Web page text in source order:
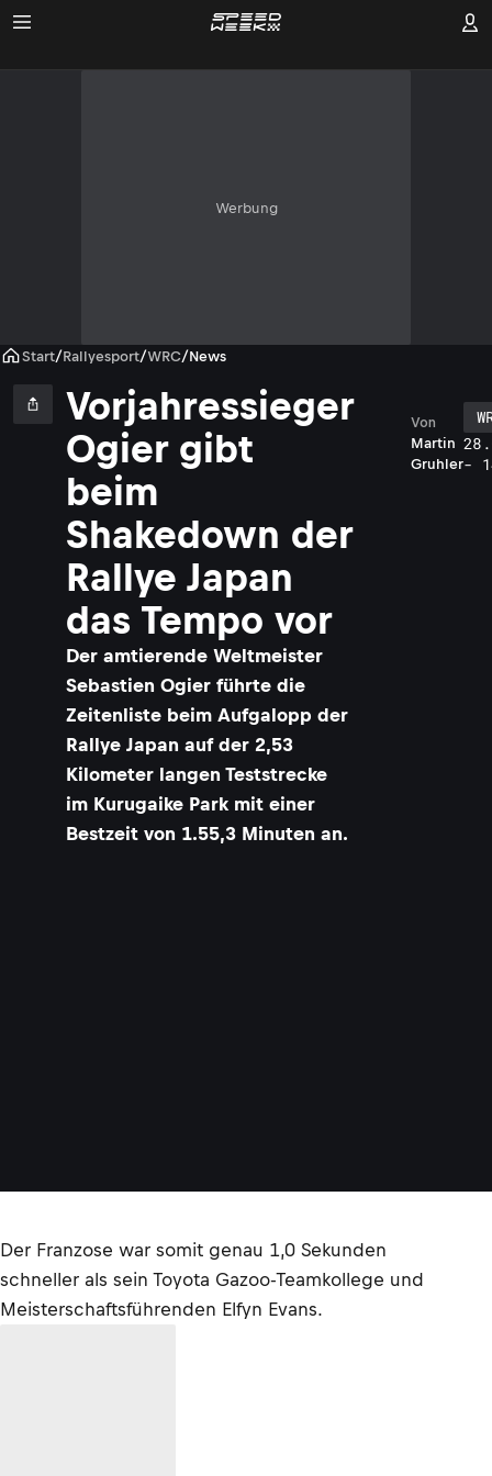
Werbung
Start/Rallyesport/WRC/News
Vorjahressieger
Ogier gibt
beim
Shakedown der
Rallye Japan
das Tempo vor
Der amtierende Weltmeister
Sebastien Ogier führte die
Zeitenliste beim Aufgalopp der
Rallye Japan auf der 2,53
Kilometer langen Teststrecke
im Kurugaike Park mit einer
Bestzeit von 1.55,3 Minuten an.
Martin
Gruhler
Von
-
Der Franzose war somit genau 1,0 Sekunden
schneller als sein Toyota Gazoo-Teamkollege und
Meisterschaftsführenden Elfyn Evans.